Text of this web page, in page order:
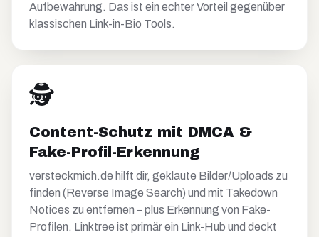
Aufbewahrung. Das ist ein echter Vorteil gegenüber
klassischen Link-in-Bio Tools.
🕵️
Content-Schutz mit DMCA &
Fake-Profil-Erkennung
versteckmich.de hilft dir, geklaute Bilder/Uploads zu
finden (Reverse Image Search) und mit Takedown
Notices zu entfernen – plus Erkennung von Fake-
Profilen. Linktree ist primär ein Link-Hub und deckt